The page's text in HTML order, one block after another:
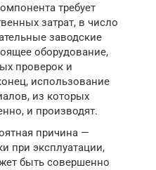
требует
затрат, в число
заводские
оборудование,
проверок и
использование
из которых
и производят.
причина —
при эксплуатации,
быть совершенно